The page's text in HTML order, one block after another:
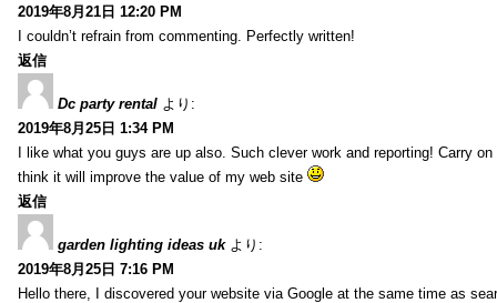
2019年8月21日 12:20 PM
I couldn’t refrain from commenting. Perfectly written!
返信
Dc party rental より:
2019年8月25日 1:34 PM
I like what you guys are up also. Such clever work and reporting! Carry
think it will improve the value of my web site
返信
garden lighting ideas uk より:
2019年8月25日 7:16 PM
Hello there, I discovered your website via Google at the same time as